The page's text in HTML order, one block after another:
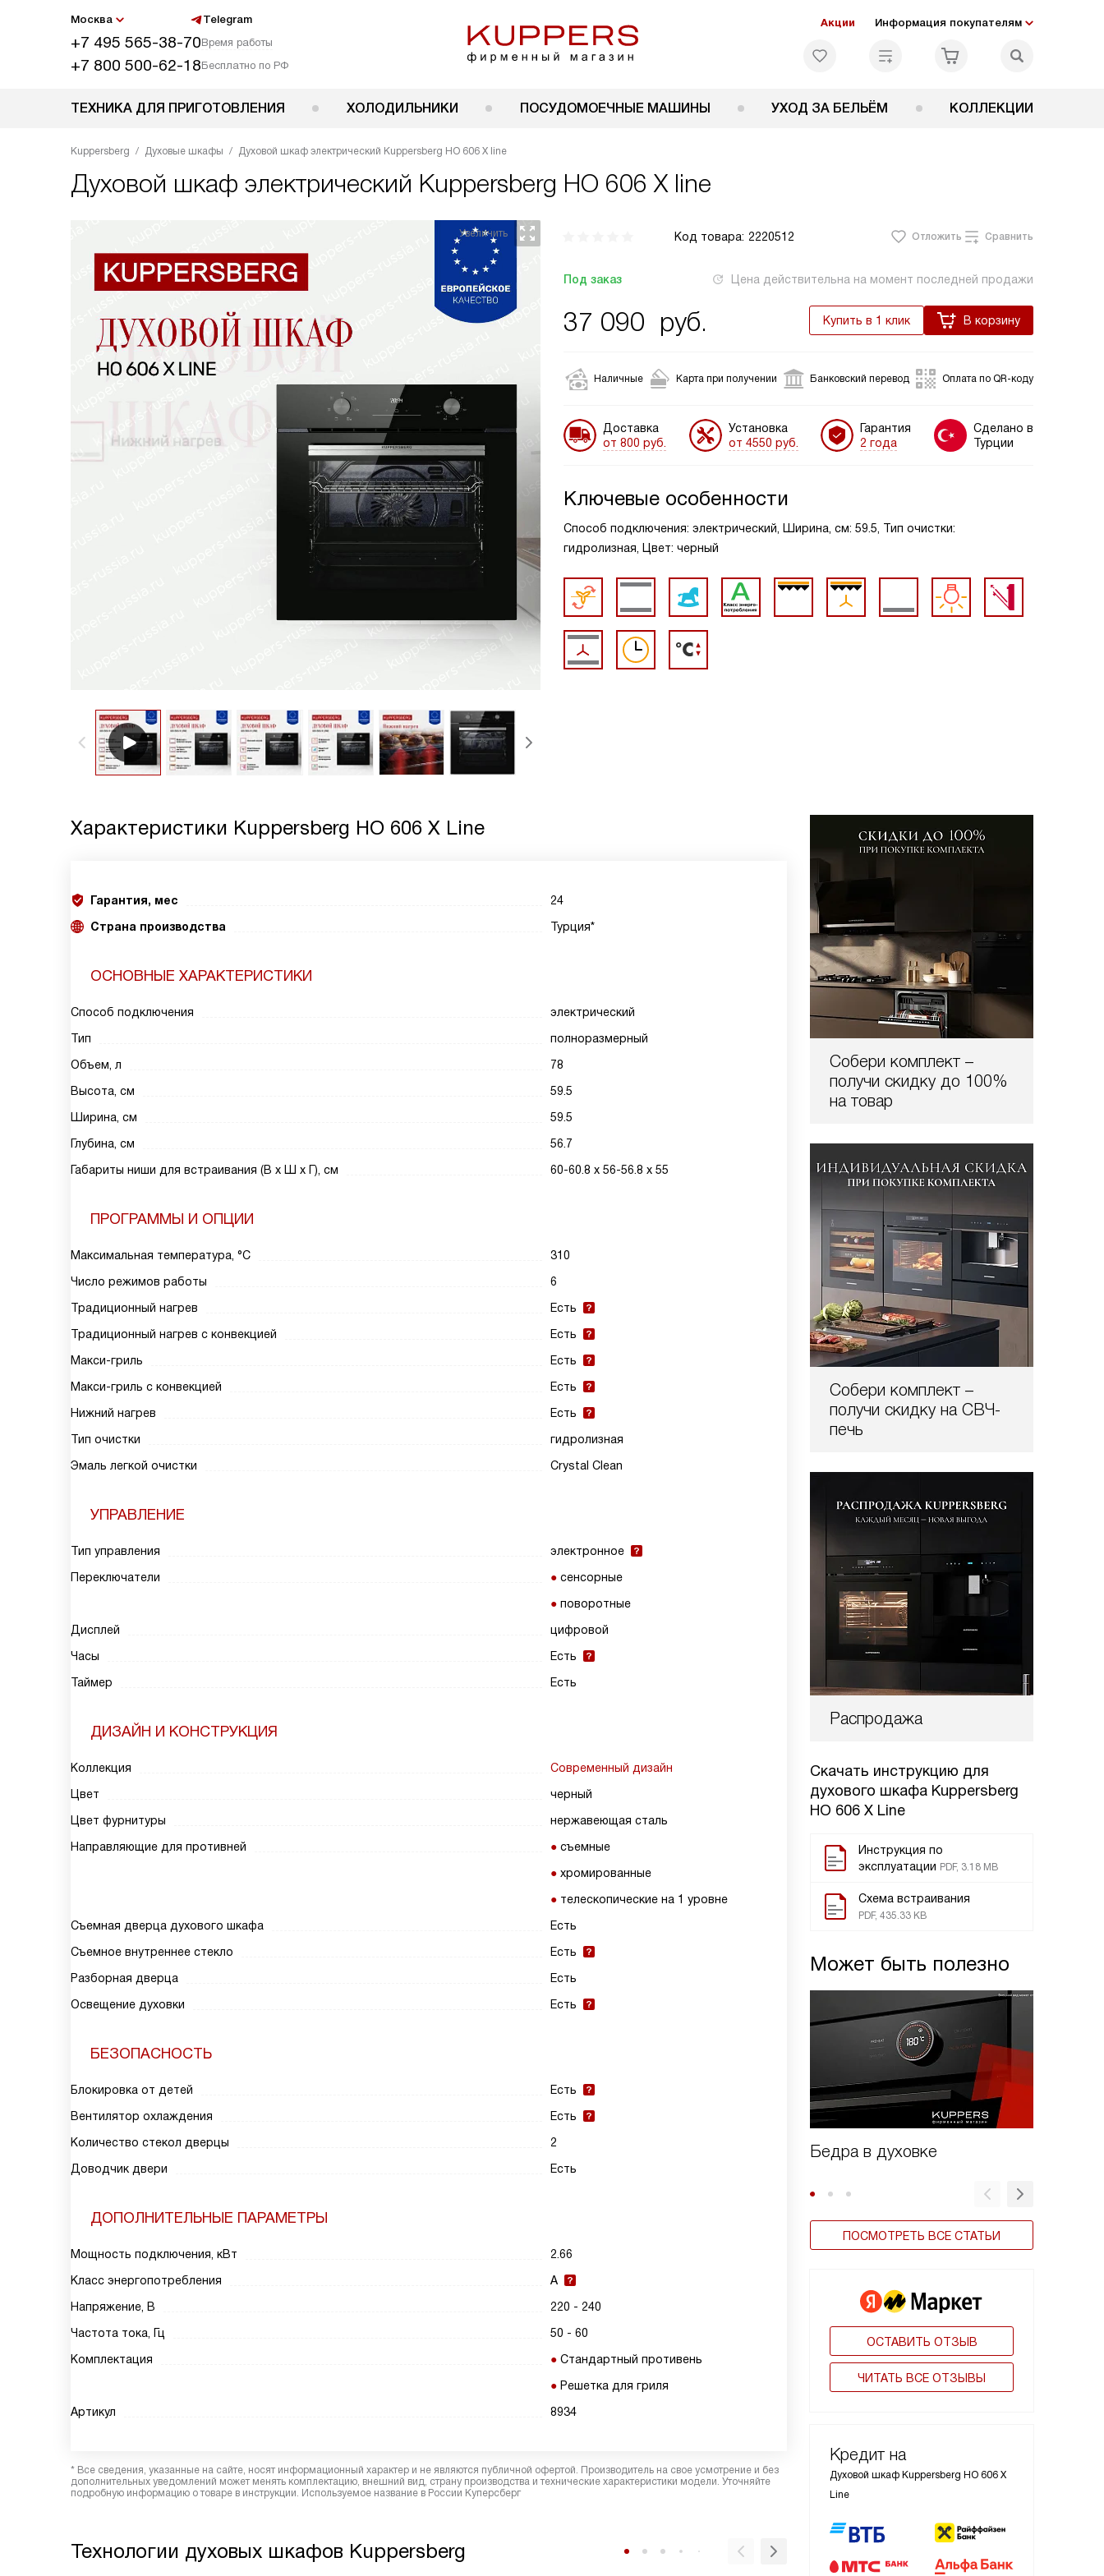
Москва Telegram
+7 495 565-38-70Время работы
+7 800 500-62-18Бесплатно по РФ
Акции Информация покупателям
ТЕХНИКА ДЛЯ ПРИГОТОВЛЕНИЯ ХОЛОДИЛЬНИКИ ПОСУДОМОЕЧНЫЕ МАШИНЫ УХОД ЗА БЕЛЬЁМ КОЛЛЕКЦИИ
Kuppersberg Духовые шкафы Духовой шкаф электрический Kuppersberg HO 606 X line
Духовой шкаф электрический Kuppersberg HO 606 X line
Код товара: 2220512 Отложить Сравнить
Под заказ Цена действительна на момент последней продажи
37 090 руб. Купить в 1 клик В корзину
Наличные Карта при получении Банковский перевод Оплата по QR-коду
Доставка
от 800 руб.
Установка
от 4550 руб.
Гарантия
2 года
Сделано в
Турции
Ключевые особенности
Способ подключения: электрический, Ширина, см: 59.5, Тип очистки:
гидролизная, Цвет: черный
Собери комплект –
получи скидку до 100%
на товар
Собери комплект –
получи скидку на СВЧ-
печь
Распродажа
Скачать инструкцию для
духового шкафа Kuppersberg
HO 606 X Line
Инструкция по
эксплуатации PDF, 3.18 MB
Схема встраивания
PDF, 435.33 KB
Может быть полезно
Бедра в духовке
ПОСМОТРЕТЬ ВСЕ СТАТЬИ
ОСТАВИТЬ ОТЗЫВ
ЧИТАТЬ ВСЕ ОТЗЫВЫ
Кредит на
Духовой шкаф Kuppersberg HO 606 X
Line
Характеристики Kuppersberg HO 606 X Line
Гарантия, мес
24
Страна производства
Турция*
ОСНОВНЫЕ ХАРАКТЕРИСТИКИ
Способ подключения
электрический
Тип
полноразмерный
Объем, л
78
Высота, см
59.5
Ширина, см
59.5
Глубина, см
56.7
Габариты ниши для встраивания (В х Ш х Г), см
60-60.8 х 56-56.8 х 55
ПРОГРАММЫ И ОПЦИИ
Максимальная температура, °C
310
Число режимов работы
6
Традиционный нагрев
Есть
Традиционный нагрев с конвекцией
Есть
Макси-гриль
Есть
Макси-гриль с конвекцией
Есть
Нижний нагрев
Есть
Тип очистки
гидролизная
Эмаль легкой очистки
Crystal Clean
УПРАВЛЕНИЕ
Тип управления
электронное
Переключатели
сенсорные
поворотные
Дисплей
цифровой
Часы
Есть
Таймер
Есть
ДИЗАЙН И КОНСТРУКЦИЯ
Коллекция
Современный дизайн
Цвет
черный
Цвет фурнитуры
нержавеющая сталь
Направляющие для противней
съемные
хромированные
телескопические на 1 уровне
Съемная дверца духового шкафа
Есть
Съемное внутреннее стекло
Есть
Разборная дверца
Есть
Освещение духовки
Есть
БЕЗОПАСНОСТЬ
Блокировка от детей
Есть
Вентилятор охлаждения
Есть
Количество стекол дверцы
2
Доводчик двери
Есть
ДОПОЛНИТЕЛЬНЫЕ ПАРАМЕТРЫ
Мощность подключения, кВт
2.66
Класс энергопотребления
A
Напряжение, В
220 - 240
Частота тока, Гц
50 - 60
Комплектация
Стандартный противень
Решетка для гриля
Артикул
8934
* Все сведения, указанные на сайте, носят информационный характер и не являются публичной офертой. Производитель на свое усмотрение и без
дополнительных уведомлений может менять комплектацию, внешний вид, страну производства и технические характеристики модели. Уточняйте
подробную информацию о товаре в инструкции. Используемое название в России Куперсберг
Технологии духовых шкафов Kuppersberg